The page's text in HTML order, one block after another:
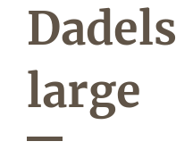
large